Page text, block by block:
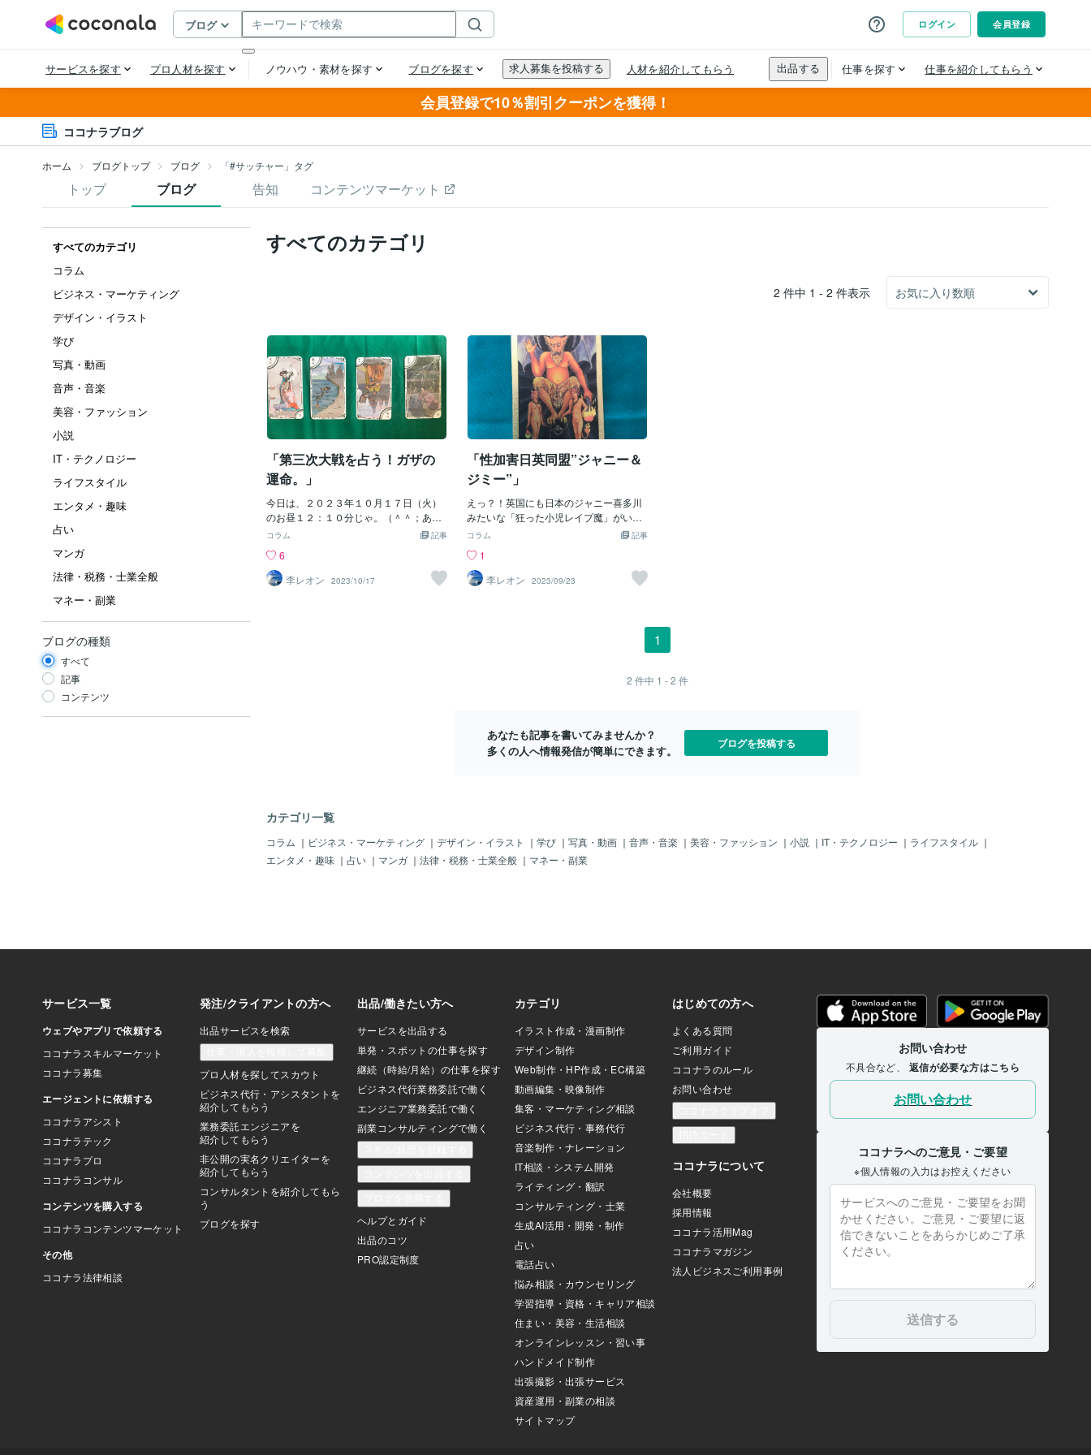
会員登録で10％割引クーポンを獲得！
ココナラブログ
ホーム ブログトップ ブログ 「#サッチャー」タグ
トップ ブログ 告知 コンテンツマーケット
すべてのカテゴリ
コラム
ビジネス・マーケティング
デザイン・イラスト
学び
写真・動画
音声・音楽
美容・ファッション
小説
IT・テクノロジー
ライフスタイル
エンタメ・趣味
占い
マンガ
法律・税務・士業全般
マネー・副業
ブログの種類
すべて
記事
コンテンツ
すべてのカテゴリ
2 件中 1 - 2 件表示
「第三次大戦を占う！ガザの
運命。」
今日は、２０２３年１０月１７日（火）
のお昼１２：１０分じゃ。（＾＾；あつ
ぅ～。なにやらイスラエルの動きが気に
＾；一応、占いなので「当たる保証」
は、ナイ！＾＾しかし、ボクもこの結果
ってちょいと興味ある。（（（ タロッ
く可能性もある。（４）しかし、ある日
突然に「百戦錬磨の女性」が現れ、この
「独裁者」を手懐（てなず）ける。その
女性により「第三次大戦」は回避される
だろう。という結果じゃけど、ど～じゃ
領とかいっぱい出てきたし。ちょっと前
なら、英「サッチャー首相」や独「メル
ケル首相」とかの「パワフルな女性」が
いたけど、今ならそうね～仏「ボルヌ首
相」とか、伊「メローニ首相」、それに
忘れてな
記事
コラム
6
李レオン
2023/10/17
「性加害日英同盟”ジャニー＆
ジミー”」
えっ？！英国にも日本のジャニー喜多川
みたいな「狂った小児レイプ魔」がいた
のかぁ～！！！なるほどねぇ～、それで
いたんじゃなって、今になって思うよ。
（＾＾；でも、二人とも「外国人」じゃ
ね。一応、ジャニー喜多川は「日本
Cの司会者で、タレントでもあり、プロ
いたので「英国王室」そう「エリザベス
女王」やら「英国議会」そう「サッチャ
あの「ダイアナ元妃」と一緒に病院行っ
ていたけど、なんかあったのかもしれな
と疑うボクじゃ。ま、なにもなかったと
業」（ＢＹ東山）の悪党！ヤツは「死体
から眼球を取り出し指輪？にしていた」
とか「死体までレイプした」とも言われ
ている。恐ろしい。（ーー；あるときＢ
ＢＣ放送局の番組で９才の子供に「君
は、こ
記事
コラム
1
李レオン
2023/09/23
1
2 件中 1 - 2 件
あなたも記事を書いてみませんか？
多くの人へ情報発信が簡単にできます。
ブログを投稿する
カテゴリ一覧
コラム ｜ ビジネス・マーケティング ｜ デザイン・イラスト ｜ 学び ｜ 写真・動画 ｜ 音声・音楽 ｜ 美容・ファッション ｜ 小説 ｜ IT・テクノロジー ｜ ライフスタイル ｜
エンタメ・趣味 ｜ 占い ｜ マンガ ｜ 法律・税務・士業全般 ｜ マネー・副業